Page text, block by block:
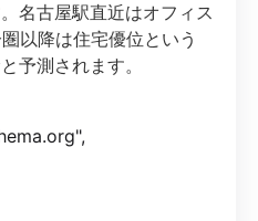
名古屋駅直近はオフィス
以降は住宅優位という
予測されます。